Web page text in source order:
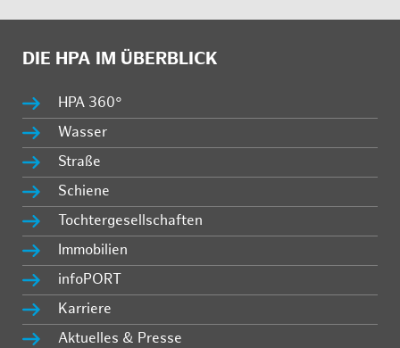
DIE HPA IM ÜBERBLICK
HPA 360°
Wasser
Straße
Schiene
Tochtergesellschaften
Immobilien
infoPORT
Karriere
Aktuelles & Presse